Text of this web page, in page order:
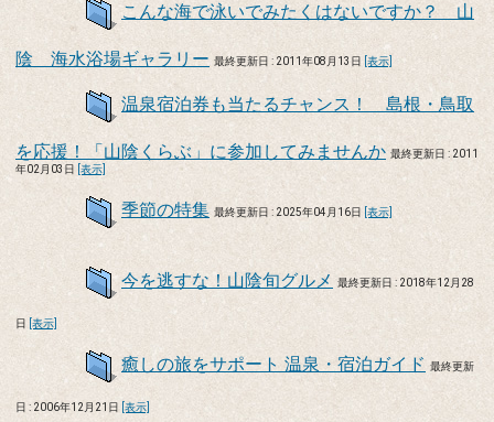
こんな海で泳いでみたくはないですか？ 山
陰 海水浴場ギャラリー 最終更新日 : 2011年08月13日 [表示]
温泉宿泊券も当たるチャンス！ 島根・鳥取
を応援！「山陰くらぶ」に参加してみませんか 最終更新日 : 2011
年02月03日 [表示]
季節の特集 最終更新日 : 2025年04月16日 [表示]
今を逃すな！山陰旬グルメ 最終更新日 : 2018年12月28
日 [表示]
癒しの旅をサポート 温泉・宿泊ガイド 最終更新
日 : 2006年12月21日 [表示]